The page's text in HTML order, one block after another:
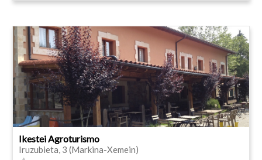
Ikestei Agroturismo
Iruzubieta, 3 (Markina-Xemein)